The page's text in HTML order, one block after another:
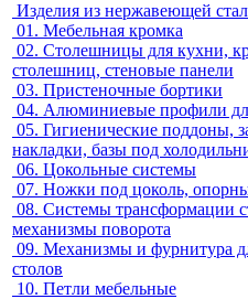
Изделия из нержавеющей
01. Мебельная кромка
02. Столешницы для кухни,
столешниц, стеновые панели
03. Пристеночные бортики
04. Алюминиевые профили
05. Гигиенические поддоны,
накладки, базы под
06. Цокольные системы
07. Ножки под цоколь,
08. Системы трансформации
механизмы поворота
09. Механизмы и фурнитура
столов
10. Петли мебельные